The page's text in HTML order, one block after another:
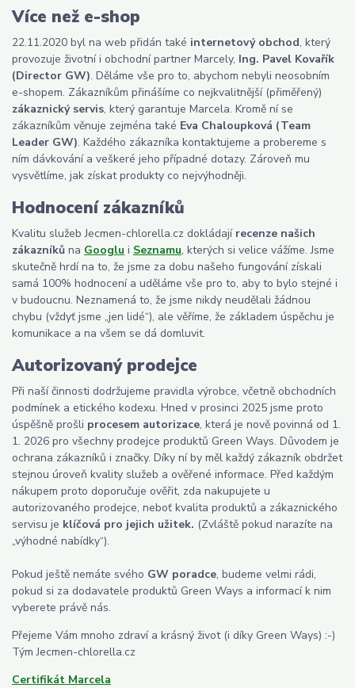
Více než e-shop
22.11.2020 byl na web přidán také internetový obchod, který
provozuje životní i obchodní partner Marcely, Ing. Pavel Kovařík
(Director GW). Děláme vše pro to, abychom nebyli neosobním
e-shopem. Zákazníkům přinášíme co nejkvalitnější (přiměřený)
zákaznický servis, který garantuje Marcela. Kromě ní se
zákazníkům věnuje zejména také Eva Chaloupková (Team
Leader GW). Každého zákazníka kontaktujeme a probereme s
ním dávkování a veškeré jeho případné dotazy. Zároveň mu
vysvětlíme, jak získat produkty co nejvýhodněji.
Hodnocení zákazníků
Kvalitu služeb Jecmen-chlorella.cz dokládají recenze našich
zákazníků na Googlu i Seznamu, kterých si velice vážíme. Jsme
skutečně hrdí na to, že jsme za dobu našeho fungování získali
samá 100% hodnocení a uděláme vše pro to, aby to bylo stejné i
v budoucnu. Neznamená to, že jsme nikdy neudělali žádnou
chybu (vždyť jsme „jen lidé“), ale věříme, že základem úspěchu je
komunikace a na všem se dá domluvit.
Autorizovaný prodejce
Při naší činnosti dodržujeme pravidla výrobce, včetně obchodních
podmínek a etického kodexu. Hned v prosinci 2025 jsme proto
úspěšně prošli procesem autorizace, která je nově povinná od 1.
1. 2026 pro všechny prodejce produktů Green Ways. Důvodem je
ochrana zákazníků i značky. Díky ní by měl každý zákazník obdržet
stejnou úroveň kvality služeb a ověřené informace. Před každým
nákupem proto doporučuje ověřit, zda nakupujete u
autorizovaného prodejce, neboť kvalita produktů a zákaznického
servisu je klíčová pro jejich užitek. (Zvláště pokud narazíte na
„výhodné nabídky“).
Pokud ještě nemáte svého GW poradce, budeme velmi rádi,
pokud si za dodavatele produktů Green Ways a informací k nim
vyberete právě nás.
Přejeme Vám mnoho zdraví a krásný život (i díky Green Ways) :-)
Tým Jecmen-chlorella.cz
Certifikát Marcela